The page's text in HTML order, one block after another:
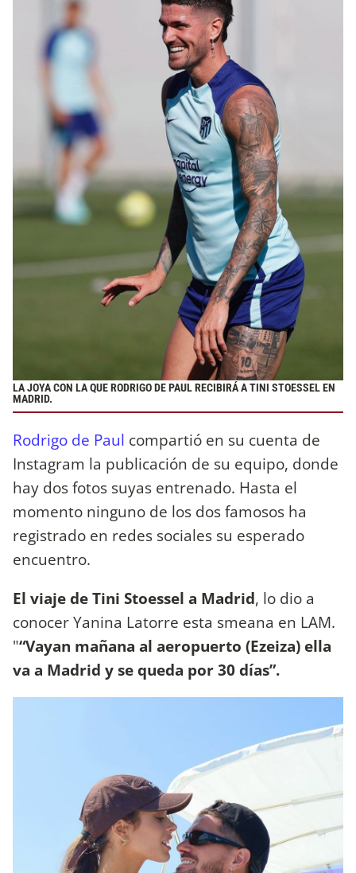
LA JOYA CON LA QUE RODRIGO DE PAUL RECIBIRÁ A TINI STOESSEL EN
MADRID.
Rodrigo de Paul compartió en su cuenta de
Instagram la publicación de su equipo, donde
hay dos fotos suyas entrenado. Hasta el
momento ninguno de los dos famosos ha
registrado en redes sociales su esperado
encuentro.
El viaje de Tini Stoessel a Madrid, lo dio a
conocer Yanina Latorre esta smeana en LAM.
"“Vayan mañana al aeropuerto (Ezeiza) ella
va a Madrid y se queda por 30 días”.